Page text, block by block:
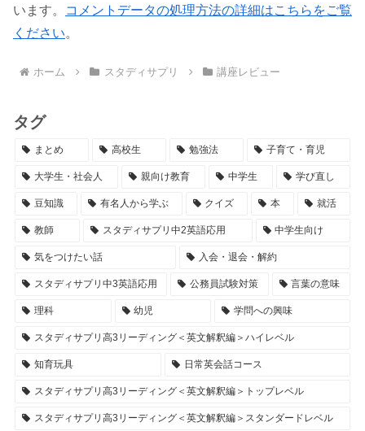
います。
コメントデータの処理方法の詳細はこちらをご覧
ください。
ホーム スタディサプリ 講座レビュー
タグ
まとめ 高校生 勉強法 子育て・育児
大学生・社会人 親向け教育 中学生 学び直し
豆知識 有名人から学ぶ クイズ 本 就活
教師 スタディサプリ中2英語応用 中学生向け
気をつけたい話 入会・退会・解約
スタディサプリ中3英語応用 公務員試験対策 言葉の意味
理科 幼児 学問への興味
スタディサプリ高3リーディング＜英文解釈編＞ハイレベル
知育玩具 日常英会話コース
スタディサプリ高3リーディング＜英文解釈編＞トップレベル
スタディサプリ高3リーディング＜英文解釈編＞スタンダードレベル